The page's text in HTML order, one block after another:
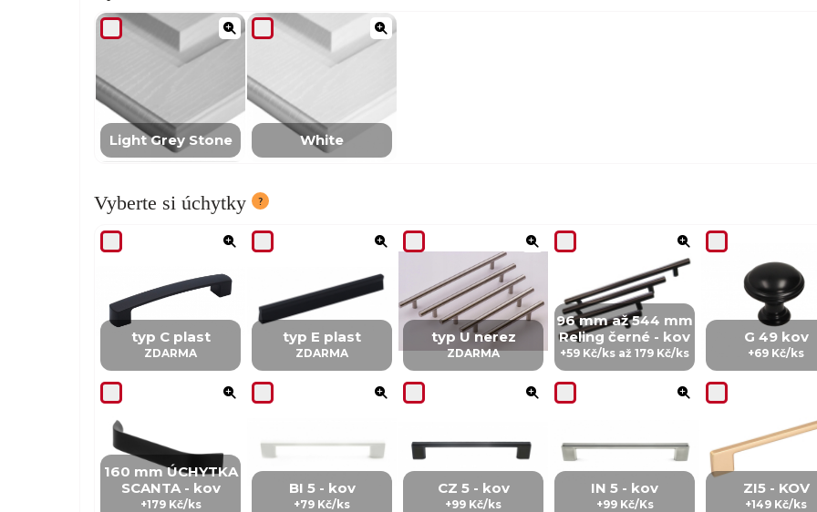
Light Grey Stone White
Vyberte si úchytky
typ C plast
ZDARMA
typ E plast
ZDARMA
typ U nerez
ZDARMA
96 mm až 544 mm
Reling černé - kov
+59 Kč/ks až 179 Kč/ks
G 49 kov
+69 Kč/ks
160 mm ÚCHYTKA
SCANTA - kov
+179 Kč/ks
BI 5 - kov
+79 Kč/ks
CZ 5 - kov
+99 Kč/ks
IN 5 - kov
+99 Kč/Ks
ZI5 - KOV
+149 Kč/ks